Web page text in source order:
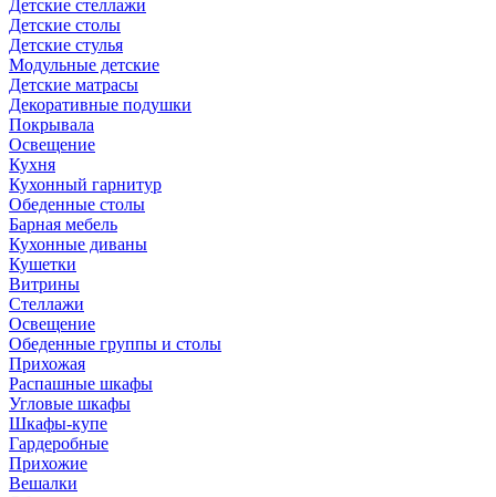
Детские стеллажи
Детские столы
Детские стулья
Модульные детские
Детские матрасы
Декоративные подушки
Покрывала
Освещение
Кухня
Кухонный гарнитур
Обеденные столы
Барная мебель
Кухонные диваны
Кушетки
Витрины
Стеллажи
Освещение
Обеденные группы и столы
Прихожая
Распашные шкафы
Угловые шкафы
Шкафы-купе
Гардеробные
Прихожие
Вешалки